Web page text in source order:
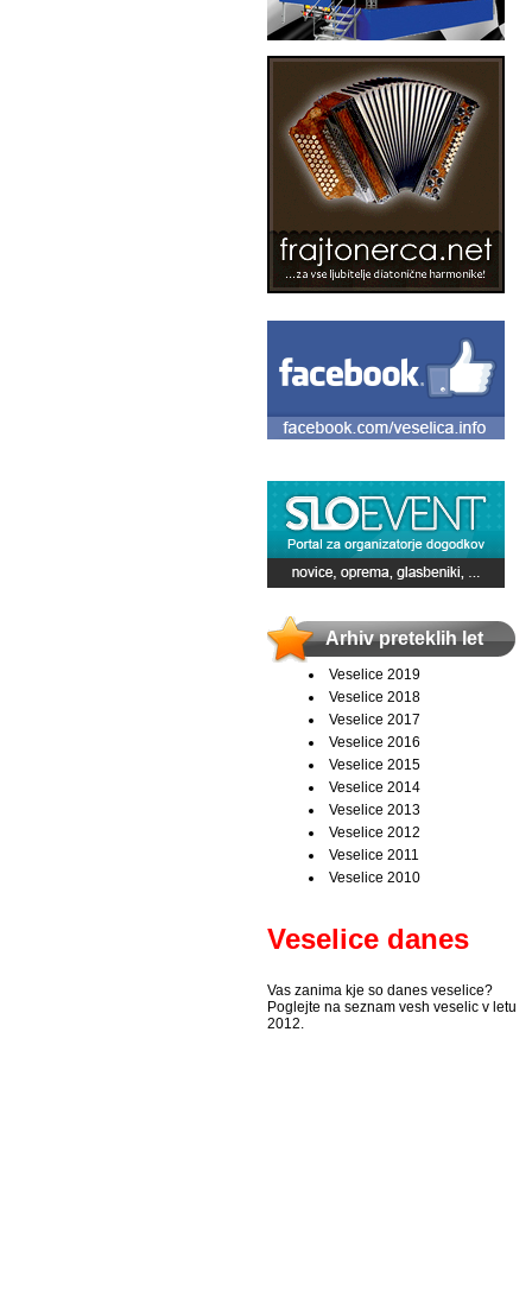
Arhiv preteklih let
Veselice 2019
Veselice 2018
Veselice 2017
Veselice 2016
Veselice 2015
Veselice 2014
Veselice 2013
Veselice 2012
Veselice 2011
Veselice 2010
Veselice danes
Vas zanima kje so danes veselice?
Poglejte na seznam vesh veselic v letu
2012.